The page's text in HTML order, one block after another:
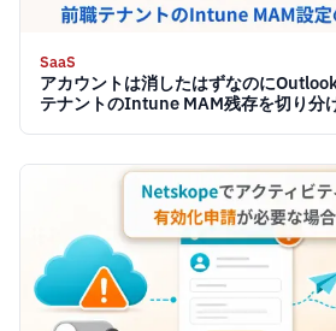
SaaS
アカウントは消したはずなのに
テナントのIntune MAM残存を切り分